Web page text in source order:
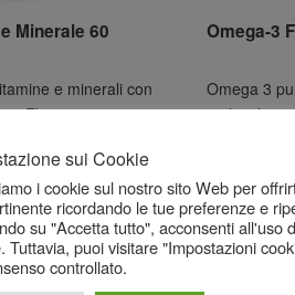
Minerale 60
e minerali con
Eleuterocco e
l'astenia
AL CARRELLO
Omega-3
Omega 3
molecolare,
sui Cookie
i cookie sul nostro sito Web per
ricordando le tue preferenze e
su "Accetta tutto", acconsenti all'uso
Tuttavia, puoi visitare "Impostazioni
controllato.